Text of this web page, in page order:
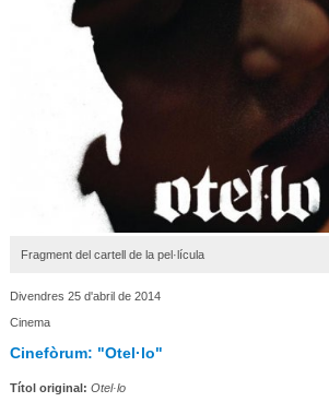
Fragment del cartell de la pel·lícula
Divendres 25 d'abril de 2014
Cinema
Cinefòrum: "Otel·lo"
Títol original: Otel·lo